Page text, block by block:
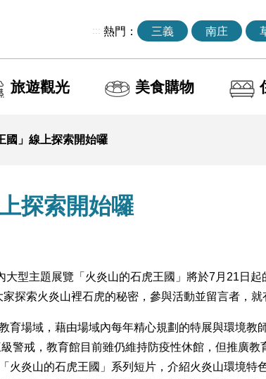
::: 熱門： 三義 南庄
旅遊觀光 美食購物
國」線上探索開始囉
探索開始囉
型主題展覽「火炎山的石虎王國」將於7月21日
探索火炎山裡石虎的秘密，參與活動並留言者，
育場域，藉由場域內每年精心規劃的特展與環境
警戒，教育館目前雖仍維持防疫性休館，但推廣
火炎山的石虎王國」系列短片，介紹火炎山環境